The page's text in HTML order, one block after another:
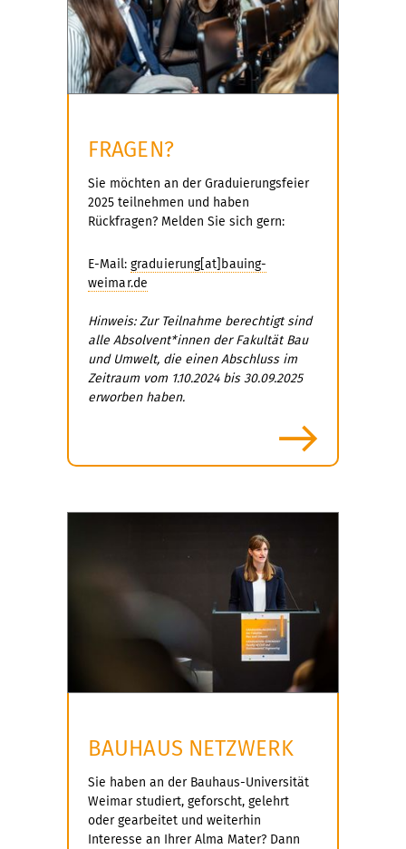
FRAGEN?
Sie möchten an der Graduierungsfeier
2025 teilnehmen und haben
Rückfragen? Melden Sie sich gern:
E-Mail: graduierung[at]bauing-
weimar.de
Hinweis: Zur Teilnahme berechtigt sind
alle Absolvent*innen der Fakultät Bau
und Umwelt, die einen Abschluss im
Zeitraum vom 1.10.2024 bis 30.09.2025
erworben haben.
BAUHAUS NETZWERK
Sie haben an der Bauhaus-Universität
Weimar studiert, geforscht, gelehrt
oder gearbeitet und weiterhin
Interesse an Ihrer Alma Mater? Dann